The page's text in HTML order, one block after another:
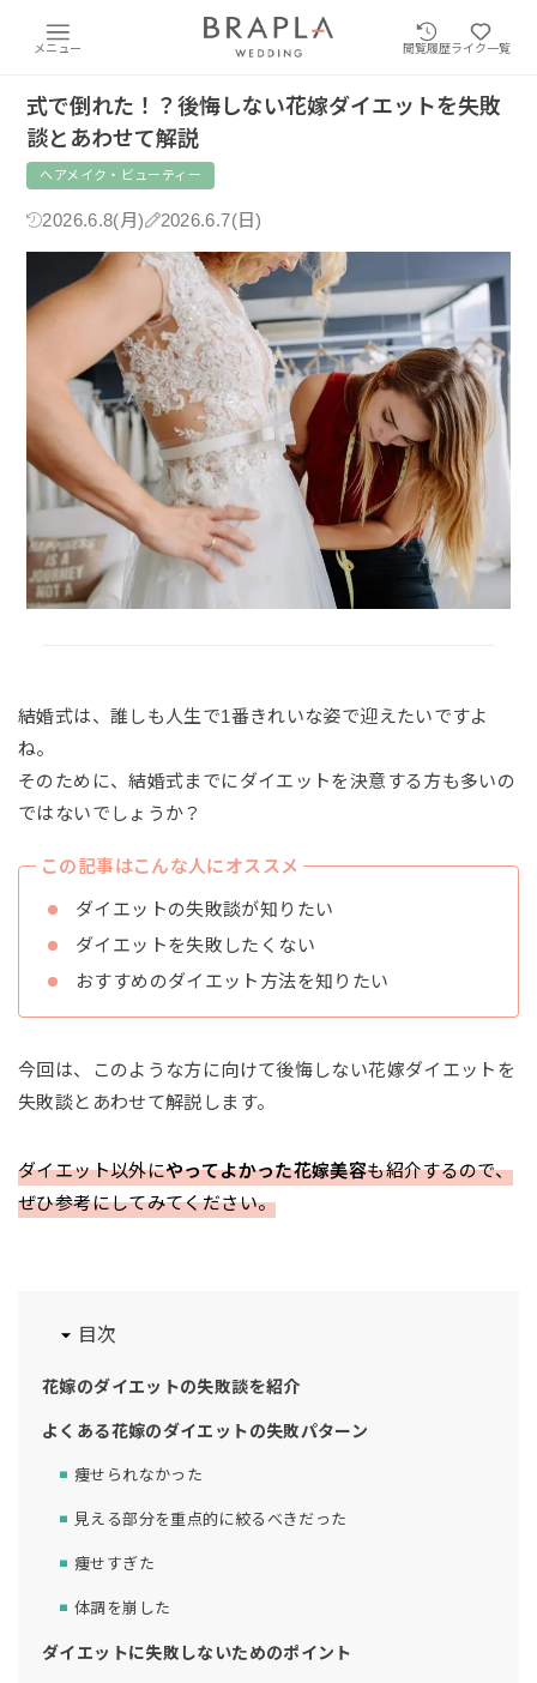
メニュー 閲覧履歴ライク一覧
式で倒れた！？後悔しない花嫁ダイエットを失敗
談とあわせて解説
ヘアメイク・ビューティー
2026.6.8(月) 2026.6.7(日)
結婚式は、誰しも人生で1番きれいな姿で迎えたいですよ
ね。
そのために、結婚式までにダイエットを決意する方も多いの
ではないでしょうか？
この記事はこんな人にオススメ
ダイエットの失敗談が知りたい
ダイエットを失敗したくない
おすすめのダイエット方法を知りたい
今回は、このような方に向けて後悔しない花嫁ダイエットを
失敗談とあわせて解説します。
ダイエット以外にやってよかった花嫁美容も紹介するので、
ぜひ参考にしてみてください。
目次
花嫁のダイエットの失敗談を紹介
よくある花嫁のダイエットの失敗パターン
痩せられなかった
見える部分を重点的に絞るべきだった
痩せすぎた
体調を崩した
ダイエットに失敗しないためのポイント